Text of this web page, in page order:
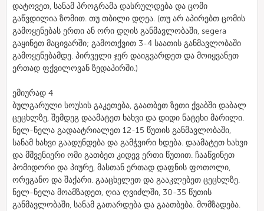
დატოვეთ, სანამ პროგრამა დასრულდება და ცომი
გაწვდილია ზომით. თუ თბილი დღეა. (თუ არ აპირებთ ცომის
გამოყენებას ერთი ან ორი დღის განმავლობაში, segera
გაყინეთ მაცივარში; გამოთქვით 3-4 საათის განმავლობაში
გამოყენებამდე. პირველი ჯერ დაიგვარდეთ და მოიყვანეთ
ერთად ფქვილოვან ზედაპირში.)
ემიურად 4
ბულგარული სოუსის გაკეთება, გაათბეთ ზეთი ქვაბში დაბალ
ცეცხლზე, შემდეგ დაამატეთ ხახვი და დიდი ნატეხი მარილი.
ნელ-ნელა გადაატრიალეთ 12-15 წუთის განმავლობაში,
სანამ ხახვი გაადუნდება და გამჭვირი ხდება. დაამატეთ ხახვი
და მშვენიერი ომი გათბეთ კიდევ ერთი წუთით. ჩააწვინეთ
პომიდორი და პიურე, მასთან ერთად დაფნის ფოთოლი,
ორეგანო და შაქარი. გააცხელეთ და გააკლებეთ ცეცხლზე.
ნელ-ნელა მოამზადეთ, ღია ღვიძლში, 30-35 წუთის
განმავლობაში, სანამ გათარდება და გაათბება. მომზადება.